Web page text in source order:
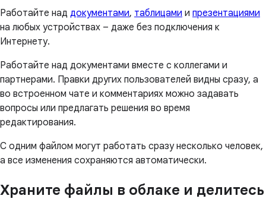
Работайте над документами, таблицами и презентациями
на любых устройствах – даже без подключения к
Интернету.
Работайте над документами вместе с коллегами и
партнерами. Правки других пользователей видны сразу, а
во встроенном чате и комментариях можно задавать
вопросы или предлагать решения во время
редактирования.
С одним файлом могут работать сразу несколько человек,
а все изменения сохраняются автоматически.
Храните файлы в облаке и делитесь